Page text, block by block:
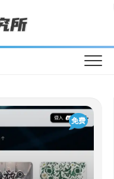
免费